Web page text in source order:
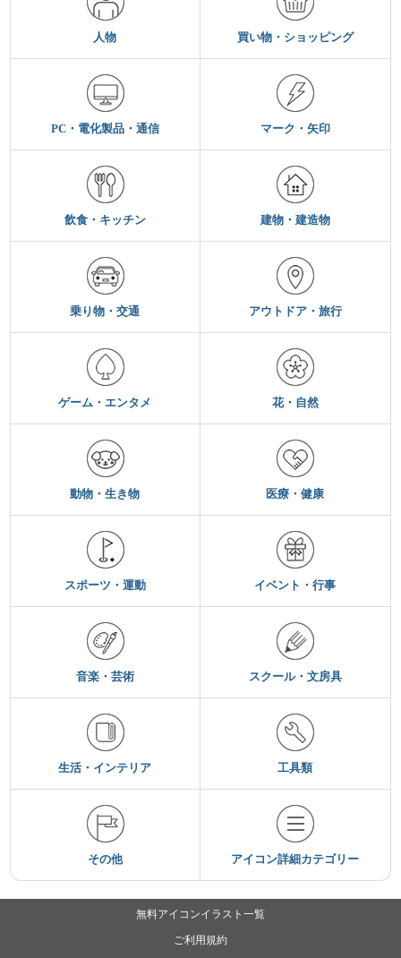
人物 買い物・ショッピング
PC・電化製品・通信 マーク・矢印
飲食・キッチン 建物・建造物
乗り物・交通 アウトドア・旅行
ゲーム・エンタメ 花・自然
動物・生き物 医療・健康
スポーツ・運動 イベント・行事
音楽・芸術 スクール・文房具
生活・インテリア 工具類
その他 アイコン詳細カテゴリー
無料アイコンイラスト一覧
ご利用規約